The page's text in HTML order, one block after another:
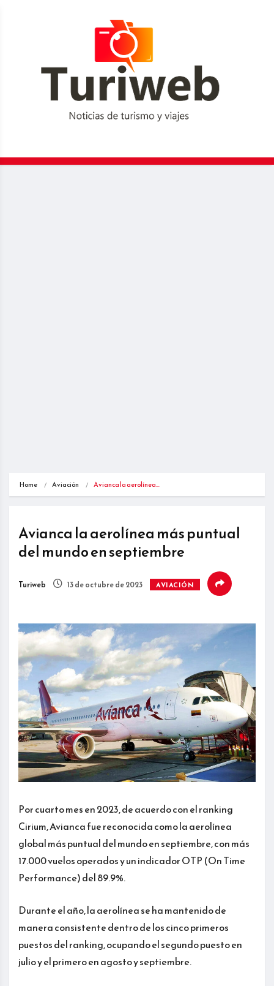
Home Aviación Avianca la aerolínea…
Avianca la aerolínea más puntual
del mundo en septiembre
Turiweb 13 de octubre de 2023 AVIACIÓN
Por cuarto mes en 2023, de acuerdo con el ranking
Cirium, Avianca fue reconocida como la aerolínea
global más puntual del mundo en septiembre, con más
17.000 vuelos operados y un indicador OTP (On Time
Performance) del 89.9%.
Durante el año, la aerolínea se ha mantenido de
manera consistente dentro de los cinco primeros
puestos del ranking, ocupando el segundo puesto en
julio y el primero en agosto y septiembre.